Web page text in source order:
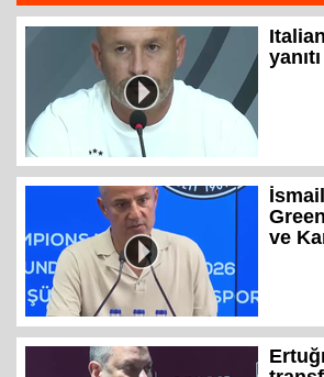
yanıtı
ve